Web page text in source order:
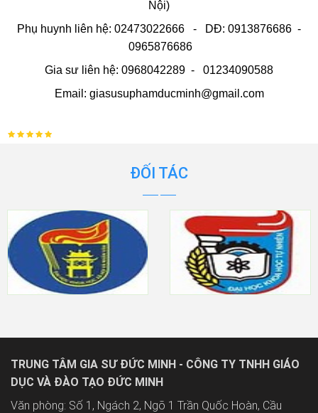
Nội)
Phụ huynh liên hệ: 02473022666 - DĐ: 0913876686 -
0965876686
Gia sư liên hệ: 0968042289 - 01234090588
Email: giasusuphamducminh@gmail.com
ĐỐI TÁC
TRUNG TÂM GIA SƯ ĐỨC MINH - CÔNG TY TNHH GIÁO
DỤC VÀ ĐÀO TẠO ĐỨC MINH
Văn phòng: Số 1, Ngách 2, Ngõ 1 Trần Quốc Hoàn, Cầu